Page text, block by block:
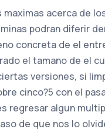
maximas acerca de
podran diferir
concreta de el
el tamano de el
versiones, si
cinco?5 con el
regresar algun
de que nos lo